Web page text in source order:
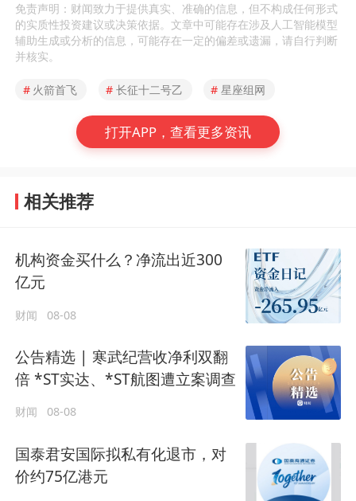
免责声明：财闻致力于提供真实、准确的信息，但不构成任何形式
的实质性投资建议或决策依据。文章中可能存在涉及人工智能模型
辅助生成或分析的信息，可能存在一定的偏差或遗漏，请自行判断
并核实。
# 火箭首飞 # 长征十二号乙 # 星座组网
打开APP，查看更多资讯
相关推荐
机构资金买什么？净流出近300
亿元
财闻 08-08
公告精选 | 寒武纪营收净利双翻
倍 *ST实达、*ST航图遭立案调查
财闻 08-08
国泰君安国际拟私有化退市，对
价约75亿港元